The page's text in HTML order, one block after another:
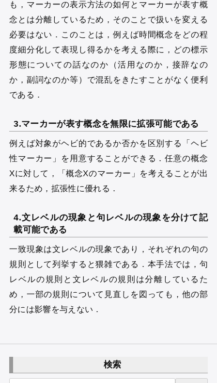
も，マーカーの表示方法の如何とマーカーが表す概
念とは分離しているため，そのことで扱いを変える
必要はない．このことは，例えば時間概念をどの程
度細分化して表現し得るかを考える際に，どの標示
形態についての話なのか（活用なのか，接辞なの
か，副詞なのか等）で混乱をきたすことがなく便利
である．
3.マーカーが表す概念を無限に拡張可能である
例えば対象がヘビ的であるか否かを区別する「ヘビ
性マーカー」を用意することができる．任意の概念
Xに対して，「概念Xのマーカー」を考えることが出
来るため，拡張性に優れる．
4.文レベルの現象と句レベルの現象を分けて記
載可能である
一致現象は文レベルの現象であり，それぞれの句の
規則として列挙すると猥雑である．本手法では，句
レベルの規則と文レベルの規則は分離しているた
め，一部の規則について見直しを図っても，他の部
分には影響を与えない．
検索